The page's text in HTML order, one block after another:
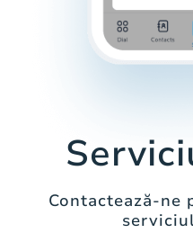
Contactează-ne